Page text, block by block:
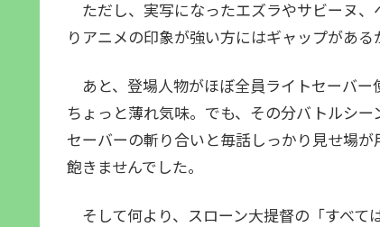
ただし、実写になったエズラやサビーヌ
りアニメの印象が強い方にはギャップがある
あと、登場人物がほぼ全員ライトセーバ
ちょっと薄れ気味。でも、その分バトルシ
セーバーの斬り合いと毎話しっかり見せ場
飽きませんでした。
そして何より、スローン大提督の「すべて